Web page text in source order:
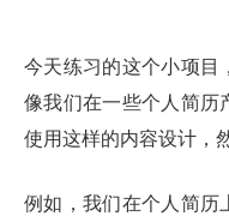
今天练习的这个小项目
像我们在一些个人简历
使用这样的内容设计，
例如，我们在个人简历